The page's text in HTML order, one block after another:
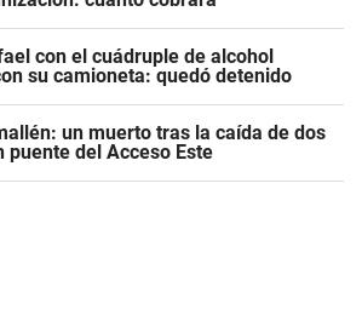
con el cuádruple de alcohol
su camioneta: quedó detenido
un muerto tras la caída de dos
puente del Acceso Este